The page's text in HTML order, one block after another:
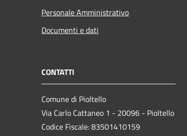
Personale Amministrativo
Documenti e dati
CONTATTI
Comune di Pioltello
Via Carlo Cattaneo 1 - 20096 - Pioltello
Codice Fiscale: 83501410159